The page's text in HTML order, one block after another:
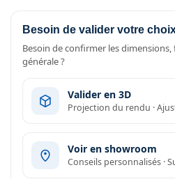
Besoin de valider votre
Besoin de confirmer les
générale ?
Valider en 3D
Projection du rendu ·
Voir en showroom
Conseils personnalisés ·